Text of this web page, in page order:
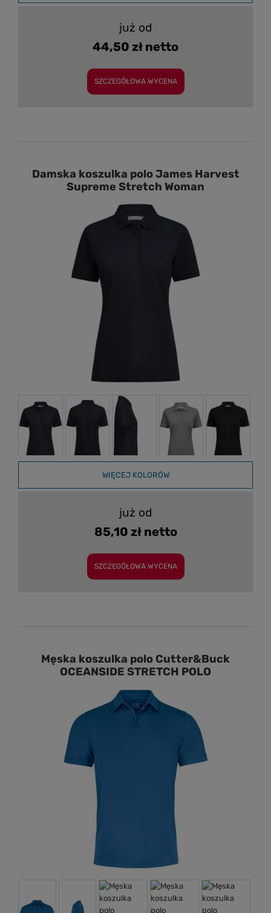
już od
44,50 zł netto
SZCZEGÓŁOWA WYCENA
Damska koszulka polo James Harvest
Supreme Stretch Woman
WIĘCEJ KOLORÓW
już od
85,10 zł netto
SZCZEGÓŁOWA WYCENA
Męska koszulka polo Cutter&Buck
OCEANSIDE STRETCH POLO